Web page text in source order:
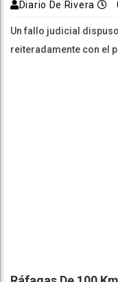
Diario De Rivera
Un fallo judicial
reiteradamente con el